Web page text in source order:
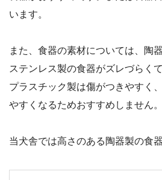
います。
また、食器の素材については、陶
ステンレス製の食器がズレづらく
プラスチック製は傷がつきやすく
やすくなるためおすすめしません。
当犬舎では高さのある陶器製の食